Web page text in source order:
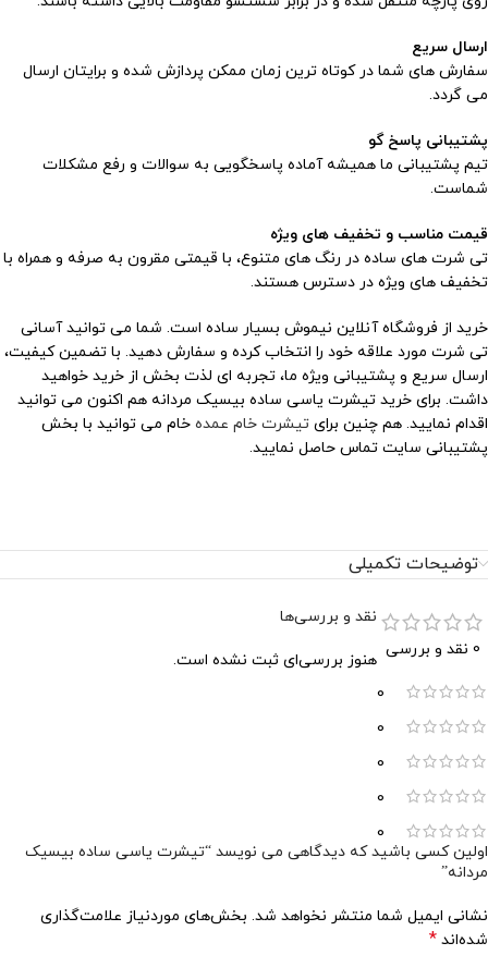
ارسال سریع
سفارش های شما در کوتاه ترین زمان ممکن پردازش شده و برایتان ارسال
می گردد.
پشتیبانی پاسخ گو
تیم پشتیبانی ما همیشه آماده پاسخگویی به سوالات و رفع مشکلات
شماست.
قیمت مناسب و تخفیف های ویژه
تی شرت های ساده در رنگ های متنوع، با قیمتی مقرون به صرفه و همراه با
تخفیف های ویژه در دسترس هستند.
خرید از فروشگاه آنلاین نیموش بسیار ساده است. شما می توانید آسانی
تی شرت مورد علاقه خود را انتخاب کرده و سفارش دهید. با تضمین کیفیت،
ارسال سریع و پشتیبانی ویژه ما، تجربه ای لذت بخش از خرید خواهید
داشت. برای خرید تیشرت یاسی ساده بیسیک مردانه هم اکنون می توانید
اقدام نمایید. هم چنین برای تیشرت خام عمده خام می توانید با بخش
پشتیبانی سایت تماس حاصل نمایید.
توضیحات تکمیلی
0 نقد و بررسی
0
0
0
0
0
نقد و بررسی‌ها
هنوز بررسی‌ای ثبت نشده است.
اولین کسی باشید که دیدگاهی می نویسد “تیشرت یاسی ساده بیسیک
مردانه”
نشانی ایمیل شما منتشر نخواهد شد. بخش‌های موردنیاز علامت‌گذاری
شده‌اند *